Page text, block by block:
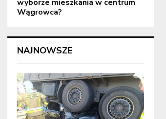
wyborze mieszkania w centrum
Wągrowca?
NAJNOWSZE